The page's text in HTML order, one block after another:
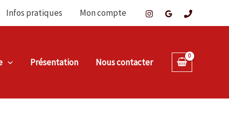
Infos pratiques Mon compte
Présentation Nous contacter